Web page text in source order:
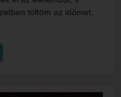
töltöm az időmet,